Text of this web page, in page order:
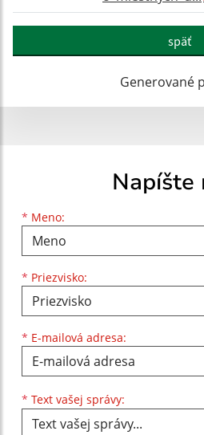
späť
Generované
Napíšte
* Meno:
Meno
* Priezvisko:
Priezvisko
* E-mailová adresa:
E-mailová adresa
* Text vašej správy: